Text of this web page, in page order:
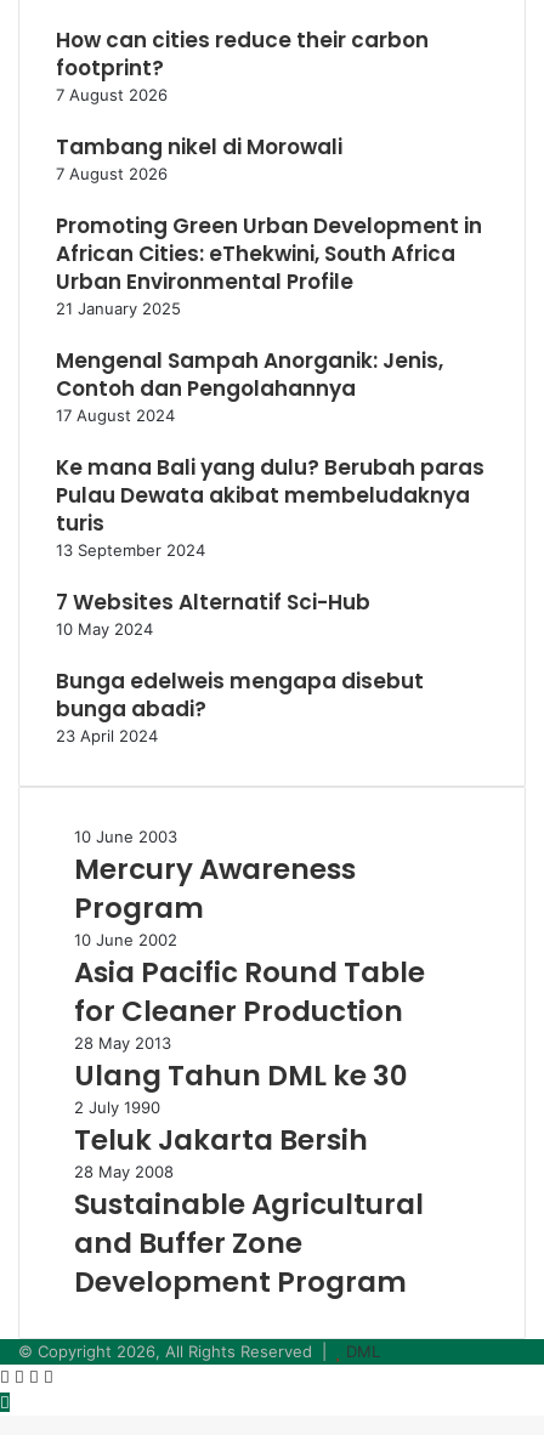
How can cities reduce their carbon
footprint?
7 August 2026
Tambang nikel di Morowali
7 August 2026
Promoting Green Urban Development in
African Cities: eThekwini, South Africa
Urban Environmental Profile
21 January 2025
Mengenal Sampah Anorganik: Jenis,
Contoh dan Pengolahannya
17 August 2024
Ke mana Bali yang dulu? Berubah paras
Pulau Dewata akibat membeludaknya
turis
13 September 2024
7 Websites Alternatif Sci-Hub
10 May 2024
Bunga edelweis mengapa disebut
bunga abadi?
23 April 2024
Mercury
Awareness
10 June 2003
Mercury Awareness
Program
Asia
Pacific
Table
for
Cleaner
Production
10 June 2002
Asia Pacific Round Table
for Cleaner Production
Ulang
Tahun
ke
30
28 May 2013
Ulang Tahun DML ke 30
Teluk
Jakarta
2 July 1990
Teluk Jakarta Bersih
Sustainable
Agricultural
Buffer
Zone
Development
28 May 2008
Sustainable Agricultural
and Buffer Zone
Development Program
© Copyright 2026, All Rights Reserved |
DML
Facebook
Twitter
WhatsApp